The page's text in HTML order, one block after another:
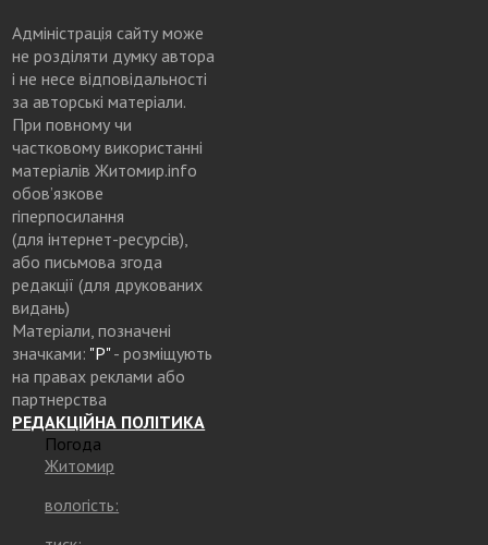
Адміністрація сайту може
не розділяти думку автора
і не несе відповідальності
за авторські матеріали.
При повному чи
частковому використанні
матеріалів Житомир.info
обов’язкове
гіперпосилання
(для інтернет-ресурсів),
або письмова згода
редакції (для друкованих
видань)
Матеріали, позначені
значками: "Р"- розміщують
на правах реклами або
партнерства
РЕДАКЦІЙНА ПОЛІТИКА
Погода
Житомир
вологість: